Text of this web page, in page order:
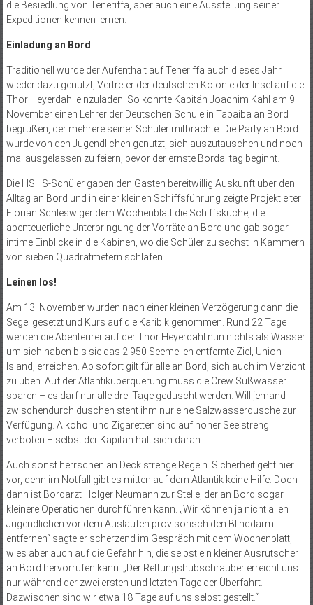
die Besiedlung von Teneriffa, aber auch eine Ausstellung seiner
Expeditionen kennen lernen.
Einladung an Bord
Traditionell wurde der Aufenthalt auf Teneriffa auch dieses Jahr
wieder dazu genutzt, Vertreter der deutschen Kolonie der Insel auf die
Thor Heyerdahl einzuladen. So konnte Kapitän Joachim Kahl am 9.
November einen Lehrer der Deutschen Schule in Tabaiba an Bord
begrüßen, der mehrere seiner Schüler mitbrachte. Die Party an Bord
wurde von den Jugendlichen genutzt, sich auszutauschen und noch
mal ausgelassen zu feiern, bevor der ernste Bordalltag beginnt.
Die HSHS-Schüler gaben den Gästen bereitwillig Auskunft über den
Alltag an Bord und in einer kleinen Schiffsführung zeigte Projektleiter
Florian Schleswiger dem Wochenblatt die Schiffsküche, die
abenteuerliche Unterbringung der Vorräte an Bord und gab sogar
intime Einblicke in die Kabinen, wo die Schüler zu sechst in Kammern
von sieben Quadratmetern schlafen.
Leinen los!
Am 13. November wurden nach einer kleinen Verzögerung dann die
Segel gesetzt und Kurs auf die Karibik genommen. Rund 22 Tage
werden die Abenteurer auf der Thor Heyerdahl nun nichts als Wasser
um sich haben bis sie das 2.950 Seemeilen entfernte Ziel, Union
Island, erreichen. Ab sofort gilt für alle an Bord, sich auch im Verzicht
zu üben. Auf der Atlantiküberquerung muss die Crew Süßwasser
sparen – es darf nur alle drei Tage geduscht werden. Will jemand
zwischendurch duschen steht ihm nur eine Salzwasserdusche zur
Verfügung. Alkohol und Zigaretten sind auf hoher See streng
verboten – selbst der Kapitän hält sich daran.
Auch sonst herrschen an Deck strenge Regeln. Sicherheit geht hier
vor, denn im Notfall gibt es mitten auf dem Atlantik keine Hilfe. Doch
dann ist Bordarzt Holger Neumann zur Stelle, der an Bord sogar
kleinere Operationen durchführen kann. „Wir können ja nicht allen
Jugendlichen vor dem Auslaufen provisorisch den Blinddarm
entfernen“ sagte er scherzend im Gespräch mit dem Wochenblatt,
wies aber auch auf die Gefahr hin, die selbst ein kleiner Ausrutscher
an Bord hervorrufen kann. „Der Rettungshubschrauber erreicht uns
nur während der zwei ersten und letzten Tage der Überfahrt.
Dazwischen sind wir etwa 18 Tage auf uns selbst gestellt.“